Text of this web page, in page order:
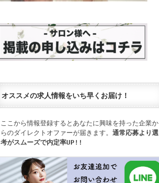
オススメの求人情報をいち早くお届け！
ここから情報登録するとあなたに興味を持った企業か
らのダイレクトオファーが届きます。 通常応募より選
考がスムーズで内定率UP!!